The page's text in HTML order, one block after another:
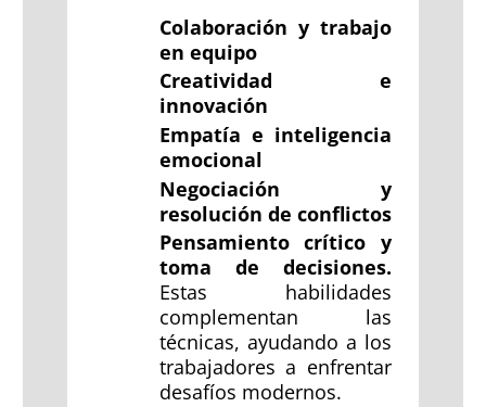
Colaboración y trabajo
en equipo
Creatividad e
innovación
Empatía e inteligencia
emocional
Negociación y
resolución de conflictos
Pensamiento crítico y
toma de decisiones.
Estas habilidades
complementan las
técnicas, ayudando a los
trabajadores a enfrentar
desafíos modernos.